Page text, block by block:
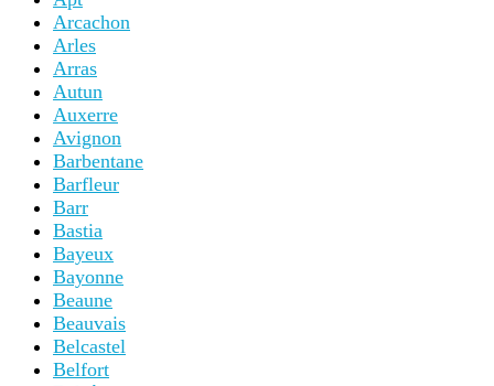
Arcachon
Arles
Arras
Autun
Auxerre
Avignon
Barbentane
Barfleur
Barr
Bastia
Bayeux
Bayonne
Beaune
Beauvais
Belcastel
Belfort